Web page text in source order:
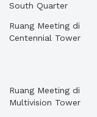
South Quarter
Ruang Meeting di
Centennial Tower
Ruang Meeting di
Multivision Tower